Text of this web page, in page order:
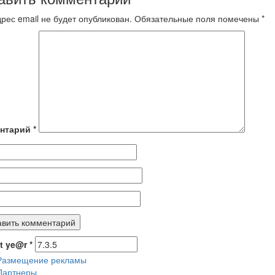
email не будет опубликован. Обязательные поля помечены *
*
ye@r*
рекламы